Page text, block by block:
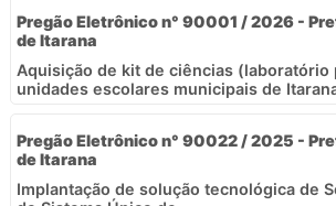
Pregão Eletrônico n° 90001 / 2026 -
de Itarana
Aquisição de kit de ciências (laboratório
unidades escolares municipais de
Pregão Eletrônico n° 90022 / 2025 -
de Itarana
Implantação de solução tecnológica de